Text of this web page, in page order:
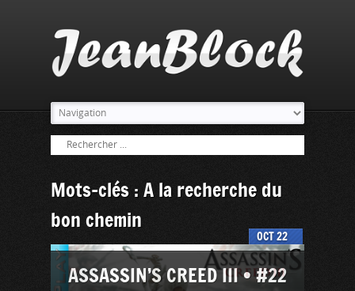
Mots-clés : A la recherche du
bon chemin
22
OCT
ASSASSIN’S CREED III • #22